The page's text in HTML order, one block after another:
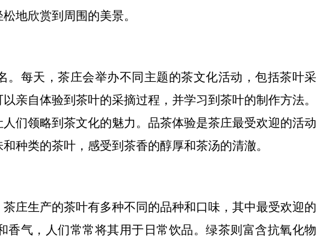
地欣赏到周围的美景。
。每天，茶庄会举办不同主题的茶文化活动，包括茶叶采
亲自体验到茶叶的采摘过程，并学习到茶叶的制作方法。
们领略到茶文化的魅力。品茶体验是茶庄最受欢迎的活动
种类的茶叶，感受到茶香的醇厚和茶汤的清澈。
庄生产的茶叶有多种不同的品种和口味，其中最受欢迎的
香气，人们常常将其用于日常饮品。绿茶则富含抗氧化物